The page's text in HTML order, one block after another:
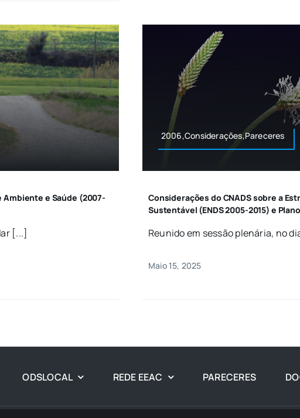
Ambiente e Saúde (2007-
[...]
2006,Considerações,Pareceres
Considerações do CNADS sobre a
Sustentável (ENDS 2005-2015) e
Reunido em sessão plenária, no
Maio 15, 2025
ODSLOCAL REDE EEAC PARECERES